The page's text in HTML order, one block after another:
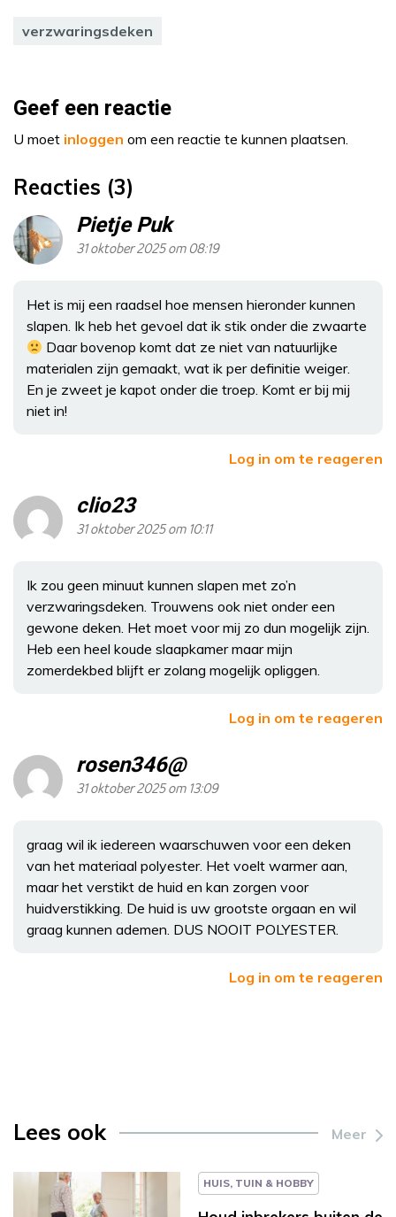
verzwaringsdeken
Geef een reactie
U moet inloggen om een reactie te kunnen plaatsen.
Reacties (3)
Pietje Puk
31 oktober 2025 om 08:19
Het is mij een raadsel hoe mensen hieronder kunnen
slapen. Ik heb het gevoel dat ik stik onder die zwaarte
Daar bovenop komt dat ze niet van natuurlijke
materialen zijn gemaakt, wat ik per definitie weiger.
En je zweet je kapot onder die troep. Komt er bij mij
niet in!
Log in om te reageren
clio23
31 oktober 2025 om 10:11
Ik zou geen minuut kunnen slapen met zo’n
verzwaringsdeken. Trouwens ook niet onder een
gewone deken. Het moet voor mij zo dun mogelijk zijn.
Heb een heel koude slaapkamer maar mijn
zomerdekbed blijft er zolang mogelijk opliggen.
Log in om te reageren
rosen346@
31 oktober 2025 om 13:09
graag wil ik iedereen waarschuwen voor een deken
van het materiaal polyester. Het voelt warmer aan,
maar het verstikt de huid en kan zorgen voor
huidverstikking. De huid is uw grootste orgaan en wil
graag kunnen ademen. DUS NOOIT POLYESTER.
Log in om te reageren
Lees ook Meer
HUIS, TUIN & HOBBY